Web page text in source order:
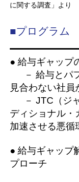
に関する調査」より
■プログラム
● 給与ギャップ
－ 給与とパ
見合わない社員
－ JTC（ジャ
ディショナル・
加速させる悪
● 給与ギャップ
プローチ